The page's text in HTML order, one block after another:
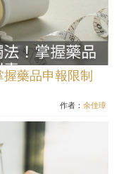
藥品申報限制
作者： 余佳璋